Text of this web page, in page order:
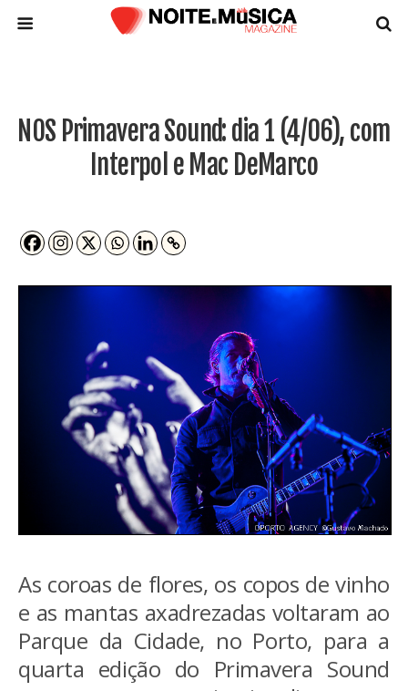
NOS Primavera Sound: dia 1 (4/06), com
Interpol e Mac DeMarco
As coroas de flores, os copos de vinho
e as mantas axadrezadas voltaram ao
Parque da Cidade, no Porto, para a
quarta edição do Primavera Sound